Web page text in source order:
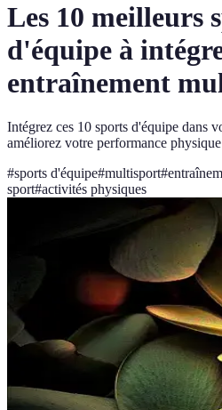
Les 10 meilleurs
d'équipe à
entraînement
Intégrez ces 10 sports d'équipe dans
améliorez votre performance
#sports d'équipe#multisport#
sport#activités physiques